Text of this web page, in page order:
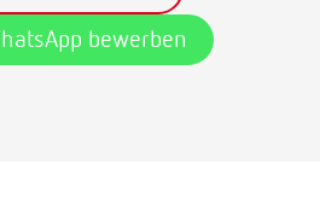
bewerben